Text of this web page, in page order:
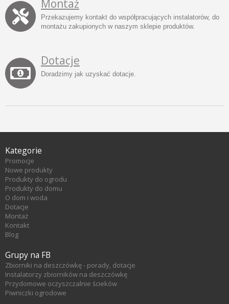
Montaż
Przekazujemy kontakt do współpracujących instalatorów, do
montażu zakupionych w naszym sklepie produktów.
Dotacje
Doradzimy jak uzyskać dotacje.
Kategorie
Promocje
Nowe produkty
Produkty do ogrodu
Produkty do domu
O dom i woda
Dotacje
Montaż
Kontakt
Blog
Grupy na FB
Zbiorniki na deszczówkę - porady, dotacje
Instalatorzy zbiorników na deszczówkę
Przydomowe oczyszczalnie ścieków
Piwniczki ogrodowe